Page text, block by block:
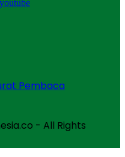
Pembaca
- All Rights